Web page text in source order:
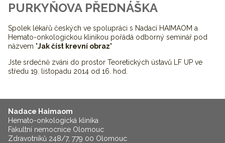
PURKYŇOVA PŘEDNÁŠKA
Spolek lékařů českých ve spolupráci s Nadací HAIMAOM a
Hemato-onkologickou klinikou pořádá odborný seminář pod
názvem "Jak číst krevní obraz"
Jste srdečně zváni do prostor Teoretických ústavů LF UP ve
středu 19. listopadu 2014 od 16. hod.
Nadace Haimaom
Hemato-onkologická klinika
Fakultní nemocnice Olomouc
Zdravotníků 248/7, 779 00 Olomouc